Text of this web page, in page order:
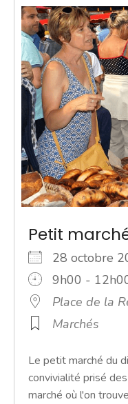
Petit
28 octobre
9h00 -
Place de la
Marchés
Le petit marché du
convivialité prisé
marché où l'on